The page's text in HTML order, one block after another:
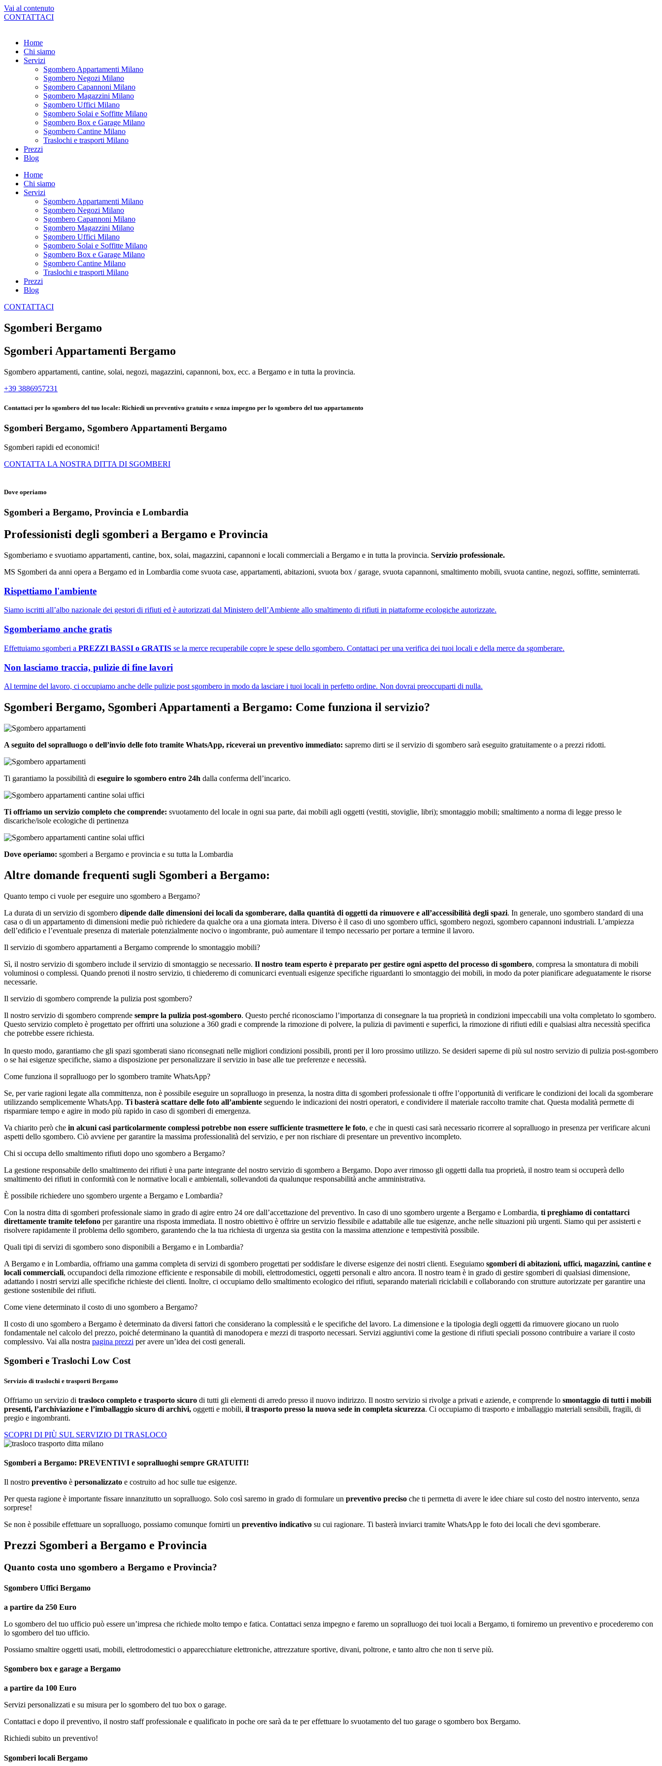
Vai al contenuto
CONTATTACI
Home
Chi siamo
Servizi
Sgombero Appartamenti Milano
Sgombero Negozi Milano
Sgombero Capannoni Milano
Sgombero Magazzini Milano
Sgombero Uffici Milano
Sgombero Solai e Soffitte Milano
Sgombero Box e Garage Milano
Sgombero Cantine Milano
Traslochi e trasporti Milano
Prezzi
Blog
Home
Chi siamo
Servizi
Sgombero Appartamenti Milano
Sgombero Negozi Milano
Sgombero Capannoni Milano
Sgombero Magazzini Milano
Sgombero Uffici Milano
Sgombero Solai e Soffitte Milano
Sgombero Box e Garage Milano
Sgombero Cantine Milano
Traslochi e trasporti Milano
Prezzi
Blog
CONTATTACI
Sgomberi Bergamo
Sgomberi Appartamenti Bergamo
Sgombero appartamenti, cantine, solai, negozi, magazzini, capannoni, box, ecc. a Bergamo e in tutta la provincia.
+39 3886957231
Contattaci per lo sgombero del tuo locale: Richiedi un preventivo gratuito e senza impegno per lo sgombero del tuo appartamento
Sgomberi Bergamo, Sgombero Appartamenti Bergamo
Sgomberi rapidi ed economici!
CONTATTA LA NOSTRA DITTA DI SGOMBERI
Dove operiamo
Sgomberi a Bergamo, Provincia e Lombardia
Professionisti degli sgomberi a Bergamo e Provincia
Sgomberiamo e svuotiamo appartamenti, cantine, box, solai, magazzini, capannoni e locali commerciali a Bergamo e in tutta la provincia. Servizio professionale.
MS Sgomberi da anni opera a Bergamo ed in Lombardia come svuota case, appartamenti, abitazioni, svuota box / garage, svuota capannoni, smaltimento mobili, svuota cantine, negozi, soffitte, seminterrati.
Rispettiamo l'ambiente
Siamo iscritti all’albo nazionale dei gestori di rifiuti ed è autorizzati dal Ministero dell’Ambiente allo smaltimento di rifiuti in piattaforme ecologiche autorizzate.
Sgomberiamo anche gratis
Effettuiamo sgomberi a PREZZI BASSI o GRATIS se la merce recuperabile copre le spese dello sgombero. Contattaci per una verifica dei tuoi locali e della merce da sgomberare.
Non lasciamo traccia, pulizie di fine lavori
Al termine del lavoro, ci occupiamo anche delle pulizie post sgombero in modo da lasciare i tuoi locali in perfetto ordine. Non dovrai preoccuparti di nulla.
Sgomberi Bergamo, Sgomberi Appartamenti a Bergamo: Come funziona il servizio?
A seguito del sopralluogo o dell’invio delle foto tramite WhatsApp, riceverai un preventivo immediato: sapremo dirti se il servizio di sgombero sarà eseguito gratuitamente o a prezzi ridotti.
Ti garantiamo la possibilità di eseguire lo sgombero entro 24h dalla conferma dell’incarico.
Ti offriamo un servizio completo che comprende: svuotamento del locale in ogni sua parte, dai mobili agli oggetti (vestiti, stoviglie, libri); smontaggio mobili; smaltimento a norma di legge presso le
discariche/isole ecologiche di pertinenza
Dove operiamo: sgomberi a Bergamo e provincia e su tutta la Lombardia
Altre domande frequenti sugli Sgomberi a Bergamo:
Quanto tempo ci vuole per eseguire uno sgombero a Bergamo?
La durata di un servizio di sgombero dipende dalle dimensioni dei locali da sgomberare, dalla quantità di oggetti da rimuovere e all’accessibilità degli spazi. In generale, uno sgombero standard di una
casa o di un appartamento di dimensioni medie può richiedere da qualche ora a una giornata intera. Diverso è il caso di uno sgombero uffici, sgombero negozi, sgombero capannoni industriali. L’ampiezza
dell’edificio e l’eventuale presenza di materiale potenzialmente nocivo o ingombrante, può aumentare il tempo necessario per portare a termine il lavoro.
Il servizio di sgombero appartamenti a Bergamo comprende lo smontaggio mobili?
Sì, il nostro servizio di sgombero include il servizio di smontaggio se necessario. Il nostro team esperto è preparato per gestire ogni aspetto del processo di sgombero, compresa la smontatura di mobili
voluminosi o complessi. Quando prenoti il nostro servizio, ti chiederemo di comunicarci eventuali esigenze specifiche riguardanti lo smontaggio dei mobili, in modo da poter pianificare adeguatamente le risorse
necessarie.
Il servizio di sgombero comprende la pulizia post sgombero?
Il nostro servizio di sgombero comprende sempre la pulizia post-sgombero. Questo perché riconosciamo l’importanza di consegnare la tua proprietà in condizioni impeccabili una volta completato lo sgombero.
Questo servizio completo è progettato per offrirti una soluzione a 360 gradi e comprende la rimozione di polvere, la pulizia di pavimenti e superfici, la rimozione di rifiuti edili e qualsiasi altra necessità specifica
che potrebbe essere richiesta.
In questo modo, garantiamo che gli spazi sgomberati siano riconsegnati nelle migliori condizioni possibili, pronti per il loro prossimo utilizzo. Se desideri saperne di più sul nostro servizio di pulizia post-sgombero
o se hai esigenze specifiche, siamo a disposizione per personalizzare il servizio in base alle tue preferenze e necessità.
Come funziona il sopralluogo per lo sgombero tramite WhatsApp?
Se, per varie ragioni legate alla committenza, non è possibile eseguire un sopralluogo in presenza, la nostra ditta di sgomberi professionale ti offre l’opportunità di verificare le condizioni dei locali da sgomberare
utilizzando semplicemente WhatsApp. Ti basterà scattare delle foto all’ambiente seguendo le indicazioni dei nostri operatori, e condividere il materiale raccolto tramite chat. Questa modalità permette di
risparmiare tempo e agire in modo più rapido in caso di sgomberi di emergenza.
Va chiarito però che in alcuni casi particolarmente complessi potrebbe non essere sufficiente trasmettere le foto, e che in questi casi sarà necessario ricorrere al sopralluogo in presenza per verificare alcuni
aspetti dello sgombero. Ciò avviene per garantire la massima professionalità del servizio, e per non rischiare di presentare un preventivo incompleto.
Chi si occupa dello smaltimento rifiuti dopo uno sgombero a Bergamo?
La gestione responsabile dello smaltimento dei rifiuti è una parte integrante del nostro servizio di sgombero a Bergamo. Dopo aver rimosso gli oggetti dalla tua proprietà, il nostro team si occuperà dello
smaltimento dei rifiuti in conformità con le normative locali e ambientali, sollevandoti da qualunque responsabilità anche amministrativa.
Ѐ possibile richiedere uno sgombero urgente a Bergamo e Lombardia?
Con la nostra ditta di sgomberi professionale siamo in grado di agire entro 24 ore dall’accettazione del preventivo. In caso di uno sgombero urgente a Bergamo e Lombardia, ti preghiamo di contattarci
direttamente tramite telefono per garantire una risposta immediata. Il nostro obiettivo è offrire un servizio flessibile e adattabile alle tue esigenze, anche nelle situazioni più urgenti. Siamo qui per assisterti e
risolvere rapidamente il problema dello sgombero, garantendo che la tua richiesta di urgenza sia gestita con la massima attenzione e tempestività possibile.
Quali tipi di servizi di sgombero sono disponibili a Bergamo e in Lombardia?
A Bergamo e in Lombardia, offriamo una gamma completa di servizi di sgombero progettati per soddisfare le diverse esigenze dei nostri clienti. Eseguiamo sgomberi di abitazioni, uffici, magazzini, cantine e
locali commerciali, occupandoci della rimozione efficiente e responsabile di mobili, elettrodomestici, oggetti personali e altro ancora. Il nostro team è in grado di gestire sgomberi di qualsiasi dimensione,
adattando i nostri servizi alle specifiche richieste dei clienti. Inoltre, ci occupiamo dello smaltimento ecologico dei rifiuti, separando materiali riciclabili e collaborando con strutture autorizzate per garantire una
gestione sostenibile dei rifiuti.
Come viene determinato il costo di uno sgombero a Bergamo?
Il costo di uno sgombero a Bergamo è determinato da diversi fattori che considerano la complessità e le specifiche del lavoro. La dimensione e la tipologia degli oggetti da rimuovere giocano un ruolo
fondamentale nel calcolo del prezzo, poiché determinano la quantità di manodopera e mezzi di trasporto necessari. Servizi aggiuntivi come la gestione di rifiuti speciali possono contribuire a variare il costo
complessivo. Vai alla nostra pagina prezzi per avere un’idea dei costi generali.
Sgomberi e Traslochi Low Cost
Servizio di traslochi e trasporti Bergamo
Offriamo un servizio di trasloco completo e trasporto sicuro di tutti gli elementi di arredo presso il nuovo indirizzo. Il nostro servizio si rivolge a privati e aziende, e comprende lo smontaggio di tutti i mobili
presenti, l’archiviazione e l’imballaggio sicuro di archivi, oggetti e mobili, il trasporto presso la nuova sede in completa sicurezza. Ci occupiamo di trasporto e imballaggio materiali sensibili, fragili, di
pregio e ingombranti.
SCOPRI DI PIÙ SUL SERVIZIO DI TRASLOCO
Sgomberi a Bergamo: PREVENTIVI e sopralluoghi sempre GRATUITI!
Il nostro preventivo è personalizzato e costruito ad hoc sulle tue esigenze.
Per questa ragione è importante fissare innanzitutto un sopralluogo. Solo così saremo in grado di formulare un preventivo preciso che ti permetta di avere le idee chiare sul costo del nostro intervento, senza
sorprese!
Se non è possibile effettuare un sopralluogo, possiamo comunque fornirti un preventivo indicativo su cui ragionare. Ti basterà inviarci tramite WhatsApp le foto dei locali che devi sgomberare.
Prezzi Sgomberi a Bergamo e Provincia
Quanto costa uno sgombero a Bergamo e Provincia?
Sgombero Uffici Bergamo
a partire da 250 Euro
Lo sgombero del tuo ufficio può essere un’impresa che richiede molto tempo e fatica. Contattaci senza impegno e faremo un sopralluogo dei tuoi locali a Bergamo, ti forniremo un preventivo e procederemo con
lo sgombero del tuo ufficio.
Possiamo smaltire oggetti usati, mobili, elettrodomestici o apparecchiature elettroniche, attrezzature sportive, divani, poltrone, e tanto altro che non ti serve più.
Sgombero box e garage a Bergamo
a partire da 100 Euro
Servizi personalizzati e su misura per lo sgombero del tuo box o garage.
Contattaci e dopo il preventivo, il nostro staff professionale e qualificato in poche ore sarà da te per effettuare lo svuotamento del tuo garage o sgombero box Bergamo.
Richiedi subito un preventivo!
Sgomberi locali Bergamo